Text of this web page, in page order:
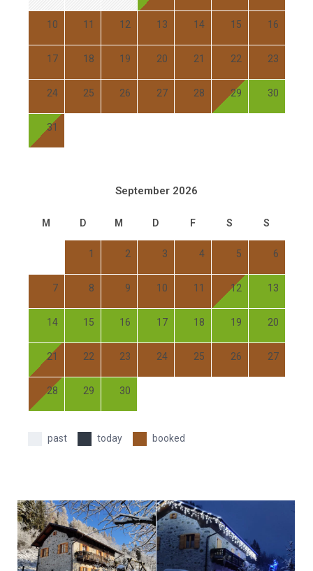
10 11 12 13 14 15 16
17 18 19 20 21 22 23
24 25 26 27 28 29 30
31
September 2026
M D M D F S S
1 2 3 4 5 6
7 8 9 10 11 12 13
14 15 16 17 18 19 20
21 22 23 24 25 26 27
28 29 30
past today booked